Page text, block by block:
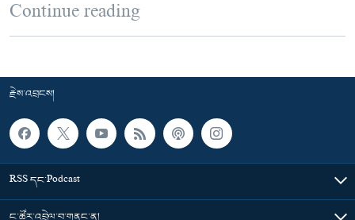
Continue reading
རྗེས་འབྲངས།
RSS དང་Podcast